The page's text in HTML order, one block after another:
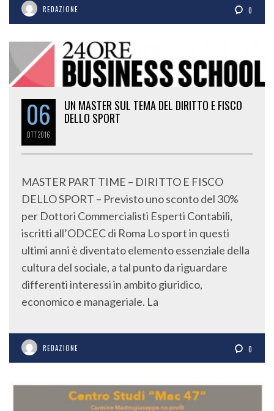
REDAZIONE 0
06
OTT2016
UN MASTER SUL TEMA DEL DIRITTO E FISCO
DELLO SPORT
MASTER PART TIME – DIRITTO E FISCO
DELLO SPORT – Previsto uno sconto del 30%
per Dottori Commercialisti Esperti Contabili,
iscritti all’ODCEC di Roma Lo sport in questi
ultimi anni è diventato elemento essenziale della
cultura del sociale, a tal punto da riguardare
differenti interessi in ambito giuridico,
economico e manageriale. La
REDAZIONE 0